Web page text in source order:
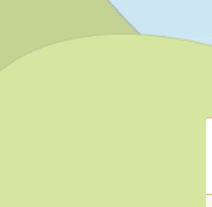
Panneau de gestion des